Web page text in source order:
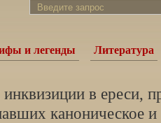
и легенды Литература
в ереси,
каноническое и